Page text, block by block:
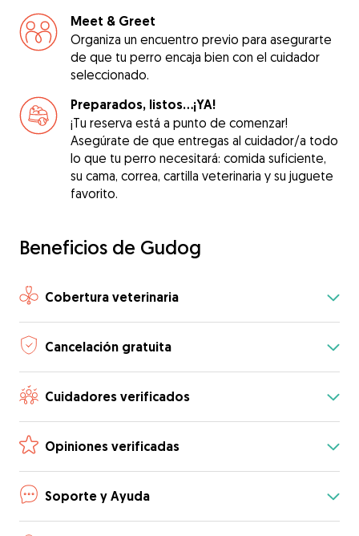
Meet & Greet
Organiza un encuentro previo para asegurarte
de que tu perro encaja bien con el cuidador
seleccionado.
Preparados, listos...¡YA!
¡Tu reserva está a punto de comenzar!
Asegúrate de que entregas al cuidador/a todo
lo que tu perro necesitará: comida suficiente,
su cama, correa, cartilla veterinaria y su juguete
favorito.
Beneficios de Gudog
Cobertura veterinaria
Cancelación gratuita
Cuidadores verificados
Opiniones verificadas
Soporte y Ayuda